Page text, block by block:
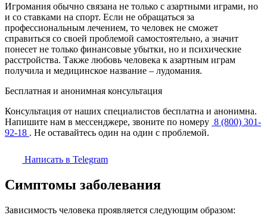
Игромания обычно связана не только с азартными играми, но
и со ставками на спорт. Если не обращаться за
профессиональным лечением, то человек не сможет
справиться со своей проблемой самостоятельно, а значит
понесет не только финансовые убытки, но и психические
расстройства. Также любовь человека к азартным играм
получила и медицинское название – лудомания.
Бесплатная и анонимная консультация
Консультация от наших специалистов бесплатна и анонимна.
Напишите нам в мессенджере, звоните по номеру 8 (800) 301-
92-18 . Не оставайтесь один на один с проблемой.
Написать в Telegram
Симптомы заболевания
Зависимость человека проявляется следующим образом: